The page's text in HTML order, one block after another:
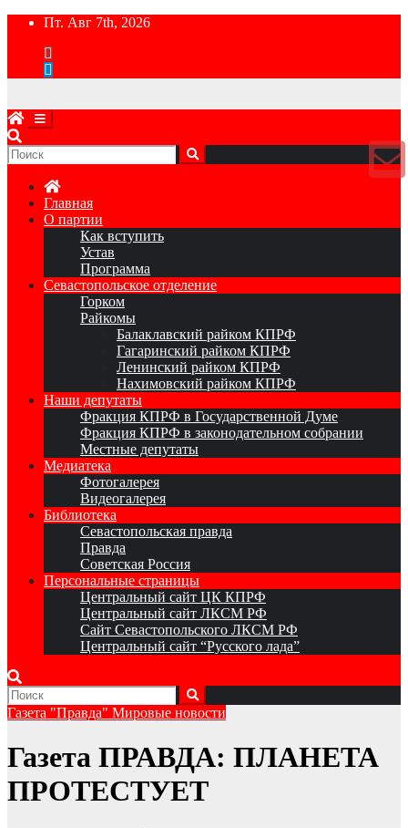
Перейти
содержимому
Пт. Авг 7th, 2026
Главная
О партии
Как вступить
Устав
Программа
Севастопольское отделение
Горком
Райкомы
Балаклавский райком КПРФ
Гагаринский райком КПРФ
Ленинский райком КПРФ
Нахимовский райком КПРФ
Наши депутаты
Фракция КПРФ в Государственной Думе
Фракция КПРФ в законодательном собрании
Местные депутаты
Медиатека
Фотогалерея
Видеогалерея
Библиотека
Севастопольская правда
Правда
Советская Россия
Персональные страницы
Центральный сайт ЦК КПРФ
Центральный сайт ЛКСМ РФ
Сайт Севастопольского ЛКСМ РФ
Центральный сайт “Русского лада”
Газета "Правда" Мировые новости
Газета ПРАВДА: ПЛАНЕТА
ПРОТЕСТУЕТ